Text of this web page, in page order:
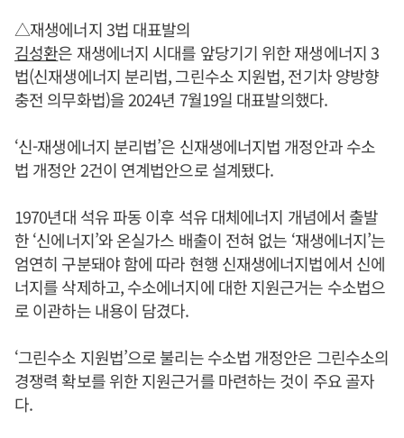
△재생에너지 3법 대표발의
김성환은 재생에너지 시대를 앞당기기 위한 재생에너지 3
법(신재생에너지 분리법, 그린수소 지원법, 전기차 양방향
충전 의무화법)을 2024년 7월19일 대표발의했다.
‘신-재생에너지 분리법’은 신재생에너지법 개정안과 수소
법 개정안 2건이 연계법안으로 설계됐다.
1970년대 석유 파동 이후 석유 대체에너지 개념에서 출발
한 ‘신에너지’와 온실가스 배출이 전혀 없는 ‘재생에너지’는
엄연히 구분돼야 함에 따라 현행 신재생에너지법에서 신에
너지를 삭제하고, 수소에너지에 대한 지원근거는 수소법으
로 이관하는 내용이 담겼다.
‘그린수소 지원법’으로 불리는 수소법 개정안은 그린수소의
경쟁력 확보를 위한 지원근거를 마련하는 것이 주요 골자
다.